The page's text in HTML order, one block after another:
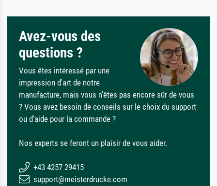
Avez-vous des
questions ?
Vous êtes intéressé par une
impression d'art de notre
manufacture, mais vous n'êtes pas encore sûr de vous
? Vous avez besoin de conseils sur le choix du support
ou d'aide pour la commande ?
Nos experts se feront un plaisir de vous aider.
+43 4257 29415
support@meisterdrucke.com